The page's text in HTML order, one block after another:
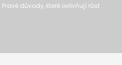
důvody, které ovlivňují růst